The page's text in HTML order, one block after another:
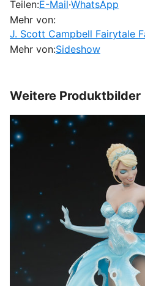
Teilen:E-Mail·WhatsApp
Mehr von:
J. Scott Campbell Fairytale
Mehr von:Sideshow
Weitere Produktbilder